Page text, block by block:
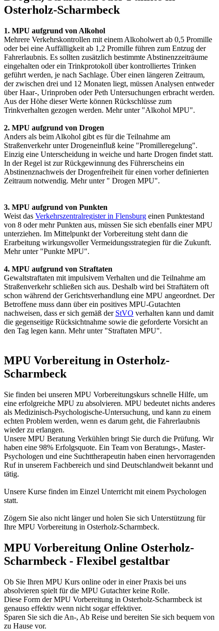
Osterholz-Scharmbeck
1. MPU aufgrund von Alkohol
Mehrere Verkehrskontrollen mit einem Alkoholwert ab 0,5 Promille
oder bei eine Auffälligkeit ab 1,2 Promille führen zum Entzug der
Fahrerlaubnis. Es sollten zusätzlich bestimmte Abstinenzzeiträume
eingehalten oder ein Trinkprotokoll über kontrolliertes Trinken
geführt werden, je nach Sachlage. Über einen längeren Zeitraum,
der zwischen drei und 12 Monaten liegt, müssen Analysen entweder
über Haar-, Urinproben oder Peth Untersuchungen erbracht werden.
Aus der Höhe dieser Werte können Rückschlüsse zum
Trinkverhalten gezogen werden. Mehr unter "Alkohol MPU".
2. MPU aufgrund von Drogen
Anders als beim Alkohol gibt es für die Teilnahme am
Straßenverkehr unter Drogeneinfluß keine "Promilleregelung".
Einzig eine Unterscheidung in weiche und harte Drogen findet statt.
In der Regel ist zur Rückgewinnung des Führerscheins ein
Abstinenznachweis der Drogenfreiheit für einen vorher definierten
Zeitraum notwendig. Mehr unter " Drogen MPU".
3. MPU aufgrund von Punkten
Weist das Verkehrszentralregister in Flensburg einen Punktestand
von 8 oder mehr Punkten aus, müssen Sie sich ebenfalls einer MPU
unterziehen. Im Mittelpunkt der Vorbereitung steht dann die
Erarbeitung wirkungsvoller Vermeidungsstrategien für die Zukunft.
Mehr unter "Punkte MPU".
4. MPU aufgrund von Straftaten
Gewaltstraftaten mit impulsivem Verhalten und die Teilnahme am
Straßenverkehr schließen sich aus. Deshalb wird bei Straftätern oft
schon während der Gerichtsverhandlung eine MPU angeordnet. Der
Betroffene muss dann über ein positives MPU-Gutachten
nachweisen, dass er sich gemäß der StVO verhalten kann und damit
die gegenseitige Rücksichtnahme sowie die geforderte Vorsicht an
den Tag legen kann. Mehr unter "Straftaten MPU".
MPU Vorbereitung in Osterholz-
Scharmbeck
Sie finden bei unseren MPU Vorbereitungskurs schnelle Hilfe, um
eine erfolgreiche MPU zu absolvieren. MPU bedeutet nichts anderes
als Medizinisch-Psychologische-Untersuchung, und kann zu einem
echten Problem werden, wenn es darum geht, die Fahrerlaubnis
wieder zu erlangen.
Unsere MPU Beratung Verkühlen bringt Sie durch die Prüfung. Wir
haben eine 98% Erfolgsquote. Ein Team von Beratungs-, Master-
Psychologen und eine Suchttherapeutin haben einen hervorragenden
Ruf in unserem Fachbereich und sind Deutschlandweit bekannt und
tätig.
Unsere Kurse finden im Einzel Unterricht mit einem Psychologen
statt.
Zögern Sie also nicht länger und holen Sie sich Unterstützung für
Ihre MPU Vorbereitung in Osterholz-Scharmbeck.
MPU Vorbereitung Online Osterholz-
Scharmbeck - Flexibel gestaltbar
Ob Sie Ihren MPU Kurs online oder in einer Praxis bei uns
absolvieren spielt für die MPU Gutachter keine Rolle.
Diese Form der MPU Vorbereitung in Osterholz-Scharmbeck ist
genauso effektiv wenn nicht sogar effektiver.
Sparen Sie sich die An-, Ab Reise und bereiten Sie sich bequem von
zu Hause vor.